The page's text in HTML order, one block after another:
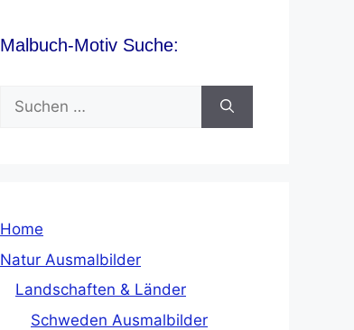
Malbuch-Motiv Suche:
Suchen
nach:
Home
Natur Ausmalbilder
Landschaften & Länder
Schweden Ausmalbilder